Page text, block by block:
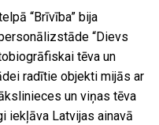
“Brīvība” bija
“Dievs
tēva un
radītie objekti mijās ar
un viņas tēva
iekļāva Latvijas ainavā